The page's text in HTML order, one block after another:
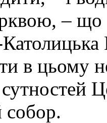
– що
в цьому
собор.